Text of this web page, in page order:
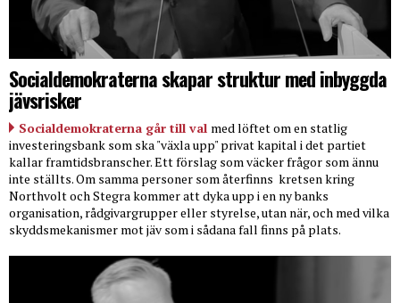
Socialdemokraterna skapar struktur med inbyggda
jävsrisker
Socialdemokraterna går till val med löftet om en statlig
investeringsbank som ska "växla upp" privat kapital i det partiet
kallar framtidsbranscher. Ett förslag som väcker frågor som ännu
inte ställts. Om samma personer som återfinns kretsen kring
Northvolt och Stegra kommer att dyka upp i en ny banks
organisation, rådgivargrupper eller styrelse, utan när, och med vilka
skyddsmekanismer mot jäv som i sådana fall finns på plats.